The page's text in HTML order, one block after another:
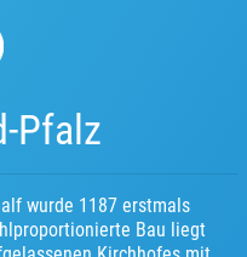
Pfalz
wurde 1187 erstmals
Bau liegt